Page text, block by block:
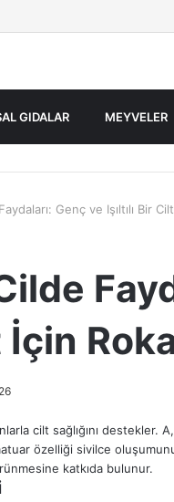
GIDALAR MEYVELER
Genç ve Işıltılı Bir
İçin
cilt sağlığını destekler.
özelliği sivilce
katkıda bulunur.